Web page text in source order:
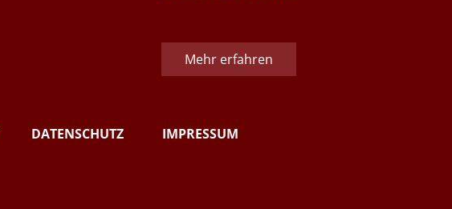
Mehr erfahren
DATENSCHUTZ IMPRESSUM